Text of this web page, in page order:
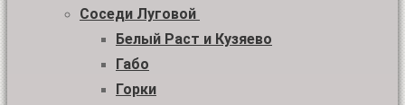
Соседи Луговой
Белый Раст и Кузяево
Габо
Горки